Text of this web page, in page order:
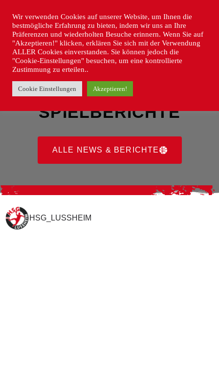
NEWS &
SPIELBERICHTE
ALLE NEWS & BERICHTE
HSG_LUSSHEIM
Wir verwenden Cookies auf unserer Website, um Ihnen die
bestmögliche Erfahrung zu bieten, indem wir uns an Ihre
Präferenzen und wiederholten Besuche erinnern. Wenn Sie auf
"Akzeptieren!" klicken, erklären Sie sich mit der Verwendung
ALLER Cookies einverstanden. Sie können jedoch die
"Cookie-Einstellungen" besuchen, um eine kontrollierte
Zustimmung zu erteilen..
Cookie Einstellungen Akzeptieren!